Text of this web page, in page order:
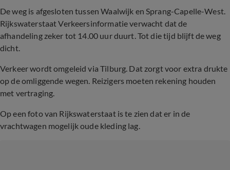
De weg is afgesloten tussen Waalwijk en Sprang-Capelle-West.
Rijkswaterstaat Verkeersinformatie verwacht dat de
afhandeling zeker tot 14.00 uur duurt. Tot die tijd blijft de weg
dicht.
Verkeer wordt omgeleid via Tilburg. Dat zorgt voor extra drukte
op de omliggende wegen. Reizigers moeten rekening houden
met vertraging.
Op een foto van Rijkswaterstaat is te zien dat er in de
vrachtwagen mogelijk oude kleding lag.